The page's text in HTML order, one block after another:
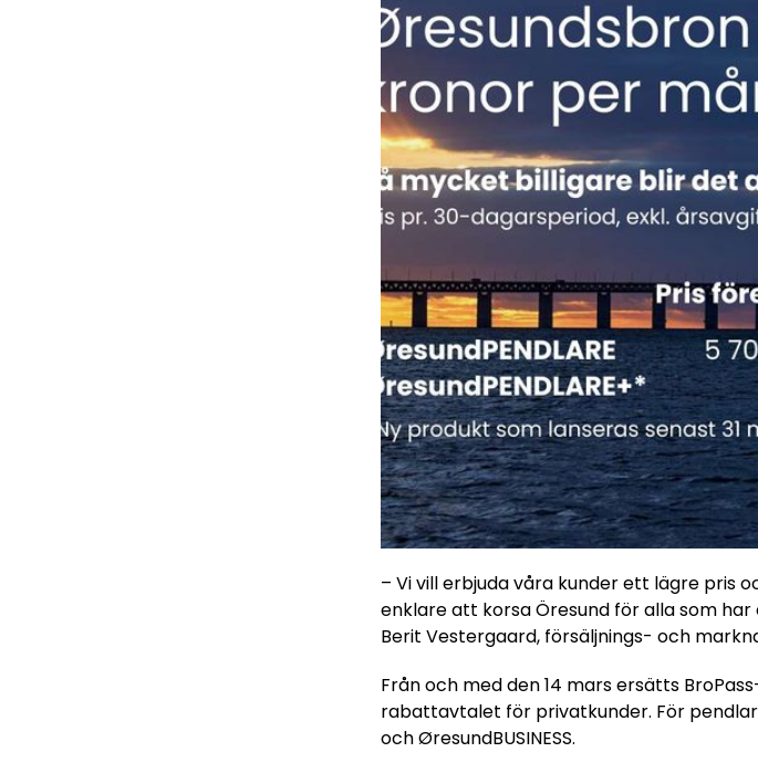
– Vi vill erbjuda våra kunder ett lägre pris
enklare att korsa Öresund för alla som
Berit Vestergaard, försäljnings- och
Från och med den 14 mars ersätts
rabattavtalet för privatkunder. För
och ØresundBUSINESS.